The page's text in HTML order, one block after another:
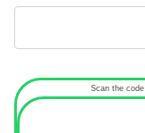
Scan the code